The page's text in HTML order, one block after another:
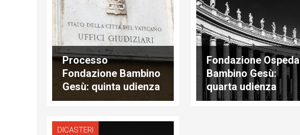
Processo
Fondazione Bambino
Gesù: quinta udienza
Fondazione
Bambino Gesù:
quarta udienza
DICASTERI